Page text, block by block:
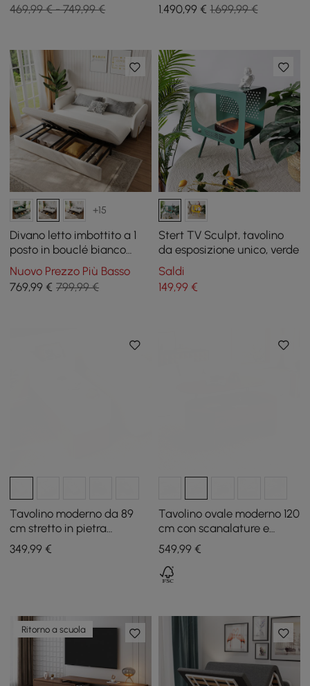
469,99 € - 749,99 € 1.490,99€ 1.699,99 €
+15
Divano letto imbottito a 1
posto in bouclé bianco
caldo con contenitore e
cuscini, 136 cm
Nuovo Prezzo Più Basso
769,99 € 799,99 €
Stert TV Sculpt, tavolino
da esposizione unico, verde
Saldi
149,99€
Tavolino moderno da 89
cm stretto in pietra
sinterizzata con USB e
contenitore
349,99 €
Tavolino ovale moderno 120
cm con scanalature e
piano sollevabile, naturale
549,99€
Ritorno a scuola